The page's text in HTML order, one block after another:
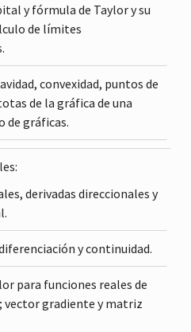
y fórmula de Taylor y su
de límites
convexidad, puntos de
de la gráfica de una
de gráficas.
derivadas direccionales y
y continuidad.
para funciones reales de
vector gradiente y matriz